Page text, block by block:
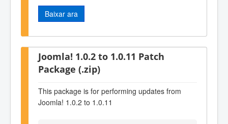
Baixar ara
Joomla! 1.0.2 to 1.0.11 Patch
Package (.zip)
This package is for performing updates from
Joomla! 1.0.2 to 1.0.11